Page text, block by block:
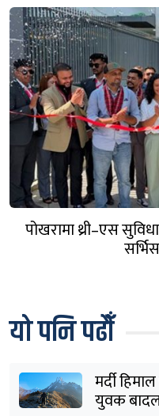
पोखरामा थ्री–एस
यो पनि पढौँ
मर्दी
युवक